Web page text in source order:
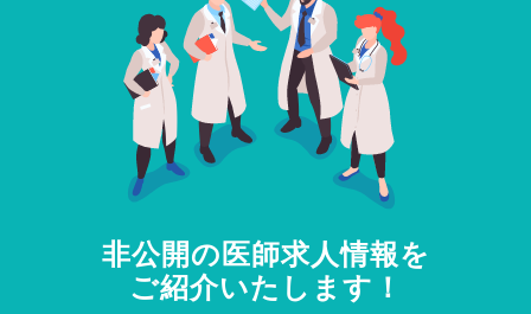
非公開の医師求人情報を
ご紹介いたします！